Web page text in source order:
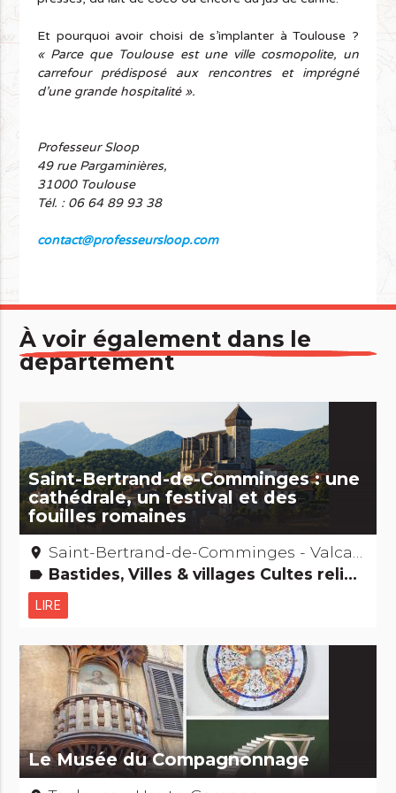
Et pourquoi avoir choisi de s’implanter à Toulouse ?
« Parce que Toulouse est une ville cosmopolite, un
carrefour prédisposé aux rencontres et imprégné
d’une grande hospitalité ».
Professeur Sloop
49 rue Pargaminières,
31000 Toulouse
Tél. : 06 64 89 93 38
contact@professeursloop.com
À voir également dans le
département
Saint-Bertrand-de-Comminges : une
cathédrale, un festival et des
fouilles romaines
place Saint-Bertrand-de-Comminges - Valcabrère – Haute-Garonne
label Bastides, Villes & villages Cultes religieux, mystiques & païens Musées & Collections Fêtes & festivals, confréries Légendes, histoires & Trésors Archéologie et vieilles pierres Edifices remarquables Grands sites
LIRE
Le Musée du Compagnonnage